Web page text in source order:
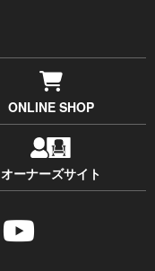
ONLINE SHOP
オーナーズサイト